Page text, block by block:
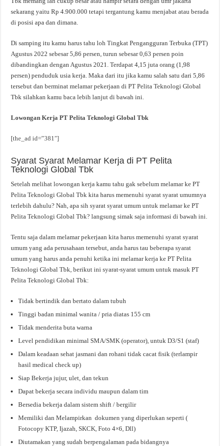
sekarang yaitu Rp 4.900.000 tetapi tergantung kamu menjabat atau berada
di posisi apa dan dimana.
Di samping itu kamu harus tahu loh Tingkat Pengangguran Terbuka (TPT)
Agustus 2022 sebesar 5,86 persen, turun sebesar 0,63 persen poin
dibandingkan dengan Agustus 2021. Terdapat 4,15 juta orang (1,98
persen) penduduk usia kerja. Maka dari itu jika kamu salah satu dari 5,86
tersebut dan berminat melamar pekerjaan di PT Pelita Teknologi Global
Tbk silahkan kamu baca lebih lanjut di bawah ini.
Lowongan Kerja PT Pelita Teknologi Global Tbk
[the_ad id=”381″]
Syarat Syarat Melamar Kerja di PT Pelita
Teknologi Global Tbk
Setelah melihat lowongan kerja kamu tahu gak sebelum melamar ke PT
Pelita Teknologi Global Tbk kita harus memenuhi syarat syarat umumnya
terlebih dahulu? Nah, apa sih syarat syarat umum untuk melamar ke PT
Pelita Teknologi Global Tbk? langsung simak saja informasi di bawah ini.
Tentu saja dalam melamar pekerjaan kita harus memenuhi syarat syarat
umum yang ada perusahaan tersebut, anda harus tau beberapa syarat
umum yang harus anda penuhi ketika ini melamar kerja ke PT Pelita
Teknologi Global Tbk, berikut ini syarat-syarat umum untuk masuk PT
Pelita Teknologi Global Tbk:
Tidak bertindik dan bertato dalam tubuh
Tinggi badan minimal wanita / pria diatas 155 cm
Tidak menderita buta warna
Level pendidikan minimal SMA/SMK (operator), untuk D3/S1 (staf)
Dalam keadaan sehat jasmani dan rohani tidak cacat fisik (terlampir
hasil medical check up)
Siap Bekerja jujur, ulet, dan tekun
Dapat bekerja secara individu maupun dalam tim
Bersedia bekerja dalam sistem shift / bergilir
Memiliki dan Melampirkan dokumen yang diperlukan seperti (
Fotocopy KTP, Ijazah, SKCK, Foto 4×6, Dll)
Diutamakan yang sudah berpengalaman pada bidangnya